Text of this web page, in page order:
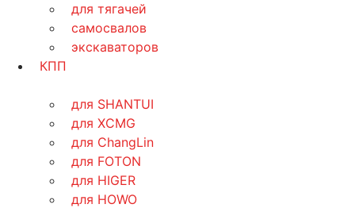
для тягачей
самосвалов
экскаваторов
КПП
для SHANTUI
для XCMG
для ChangLin
для FOTON
для HIGER
для HOWO